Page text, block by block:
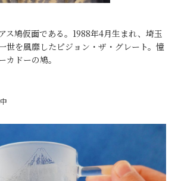
ス鳩仮面である。1988年4月生まれ、埼玉
世を風靡したピジョン・ザ・グレート。憧
カドーの鳩。